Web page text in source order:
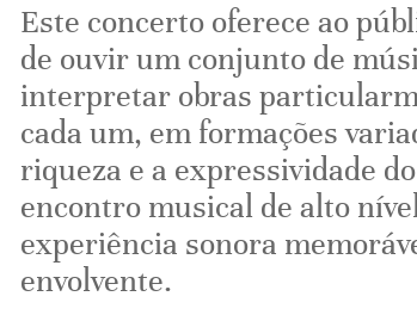
Este concerto oferece ao
de ouvir um conjunto de
interpretar obras
cada um, em formações
riqueza e a expressividade
encontro musical de alto
experiência sonora
envolvente.